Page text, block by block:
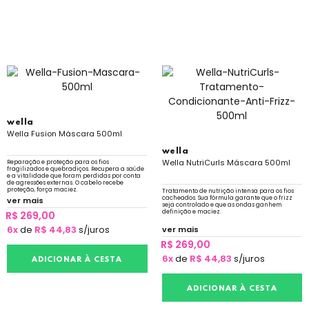
wella
Wella Fusion Máscara 500ml
Reparação e proteção para os fios
fragilizados e quebradiços. Recupera a saúde
e a vitalidade que foram perdidas por conta
de agressões externas. O cabelo recebe
proteção, força maciez.
ver mais
R$ 269,00
6xde R$ 44,83 s/juros
ADICIONAR À CESTA
wella
Wella NutriCurls Máscara 500ml
Tratamento de nutrição intensa para os fios
cacheados. Sua fórmula garante que o frizz
seja controlado e que as ondas ganhem
definição e maciez.
ver mais
R$ 269,00
6xde R$ 44,83 s/juros
ADICIONAR À CESTA